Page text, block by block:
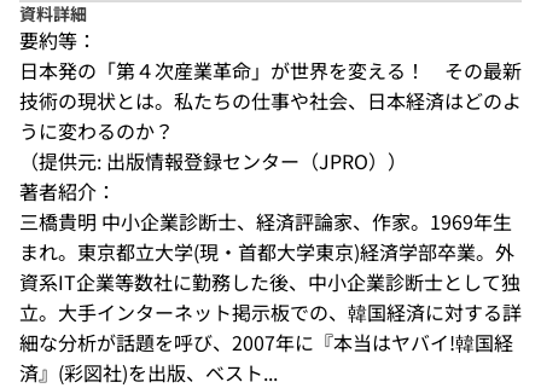
資料詳細
要約等：
日本発の「第４次産業革命」が世界を変える！　その最新
技術の現状とは。私たちの仕事や社会、日本経済はどのよ
うに変わるのか？
（提供元: 出版情報登録センター（JPRO））
著者紹介：
三橋貴明 中小企業診断士、経済評論家、作家。1969年生
まれ。東京都立大学(現・首都大学東京)経済学部卒業。外
資系IT企業等数社に勤務した後、中小企業診断士として独
立。大手インターネット掲示板での、韓国経済に対する詳
細な分析が話題を呼び、2007年に『本当はヤバイ!韓国経
済』(彩図社)を出版、ベスト...